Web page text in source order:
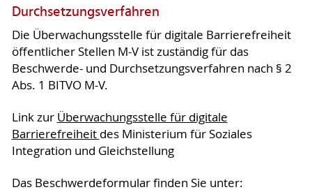
Durchsetzungsverfahren
Die Überwachungsstelle für digitale Barrierefreiheit
öffentlicher Stellen M-V ist zuständig für das
Beschwerde- und Durchsetzungsverfahren nach § 2
Abs. 1 BITVO M-V.
Link zur Überwachungsstelle für digitale
Barrierefreiheit des Ministerium für Soziales
Integration und Gleichstellung
Das Beschwerdeformular finden Sie unter: